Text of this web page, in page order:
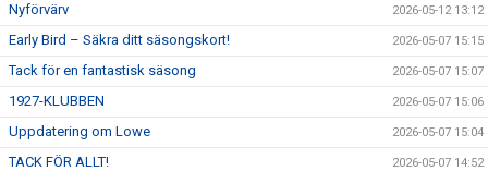
Nyförvärv 2026-05-12 13:12
Early Bird – Säkra ditt säsongskort! 2026-05-07 15:15
Tack för en fantastisk säsong 2026-05-07 15:07
1927-KLUBBEN 2026-05-07 15:06
Uppdatering om Lowe 2026-05-07 15:04
TACK FÖR ALLT! 2026-05-07 14:52